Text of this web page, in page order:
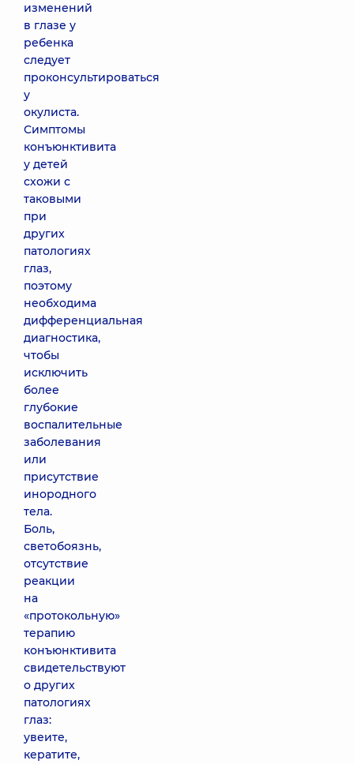
изменений
в глазе у
ребенка
следует
проконсультироваться
у
окулиста.
Симптомы
конъюнктивита
у детей
схожи с
таковыми
при
других
патологиях
глаз,
поэтому
необходима
дифференциальная
диагностика,
чтобы
исключить
более
глубокие
воспалительные
заболевания
или
присутствие
инородного
тела.
Боль,
светобоязнь,
отсутствие
реакции
на
«протокольную»
терапию
конъюнктивита
свидетельствуют
о других
патологиях
глаз:
увеите,
кератите,